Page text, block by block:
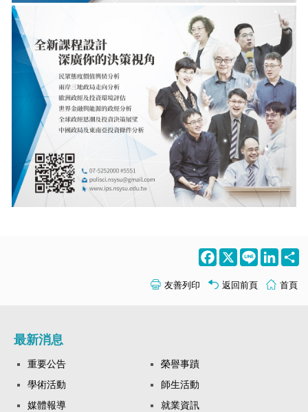
Facebook
X Line
友善列印 返回前頁 首頁
最新消息
重要公告
榮譽事蹟
學術活動
師生活動
媒體報導
就業資訊